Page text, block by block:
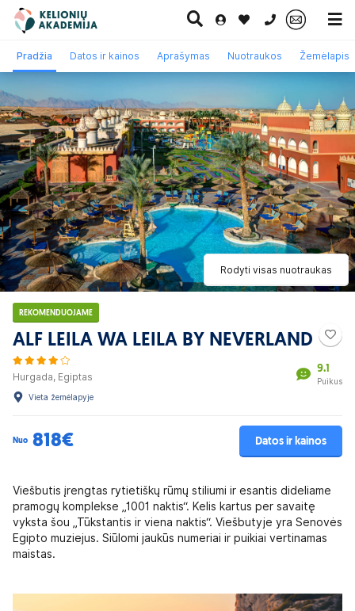
0 700 11007
Paskutinė
minutė
Pažintinės
kelionės
Egzotinės
kelionės
Kruizai
Rodyti visas nuotraukas
REKOMENDUOJAME
ALF LEILA WA LEILA BY NEVERLAND
Hurgada, Egiptas
9.1
Puikus
Vieta žemėlapyje
Nuo 818€ Datos ir kainos
Viešbutis įrengtas rytietiškų rūmų stiliumi ir esantis dideliame
pramogų komplekse „1001 naktis“. Kelis kartus per savaitę
vyksta šou „Tūkstantis ir viena naktis“. Viešbutyje yra Senovės
Egipto muziejus. Siūlomi jaukūs numeriai ir puikiai vertinamas
maistas.
Pradžia Datos ir kainos Aprašymas Nuotraukos Žemėlapis